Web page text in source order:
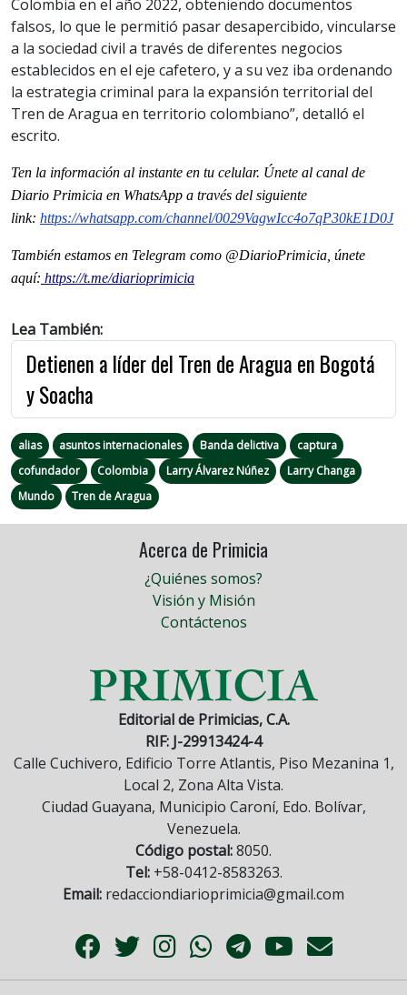
Colombia en el año 2022, obteniendo documentos
falsos, lo que le permitió pasar desapercibido, vincularse
a la sociedad civil a través de diferentes negocios
establecidos en el eje cafetero, y a su vez iba ordenando
la estrategia criminal para la expansión territorial del
Tren de Aragua en territorio colombiano”, detalló el
escrito.
Ten la información al instante en tu celular. Únete al canal de
Diario Primicia en WhatsApp a través del siguiente
link: https://whatsapp.com/channel/0029VagwIcc4o7qP30kE1D0J
También estamos en Telegram como @DiarioPrimicia, únete
aquí: https://t.me/diarioprimicia
Lea También:
Detienen a líder del Tren de Aragua en Bogotá
y Soacha
alias asuntos internacionales Banda delictiva
captura
cofundador
Colombia Larry Álvarez Núñez
Larry Changa
Mundo
Tren de Aragua
Acerca de Primicia
¿Quiénes somos?
Visión y Misión
Contáctenos
Editorial de Primicias, C.A.
RIF: J-29913424-4
Calle Cuchivero, Edificio Torre Atlantis, Piso Mezanina 1,
Local 2, Zona Alta Vista.
Ciudad Guayana, Municipio Caroní, Edo. Bolívar,
Venezuela.
Código postal:8050.
Tel:+58-0412-8583263.
Email: redacciondiarioprimicia@gmail.com